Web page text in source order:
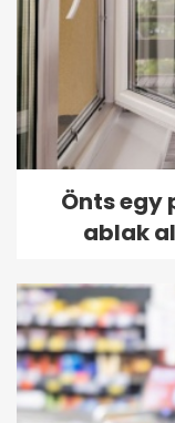
Önts egy
ablak